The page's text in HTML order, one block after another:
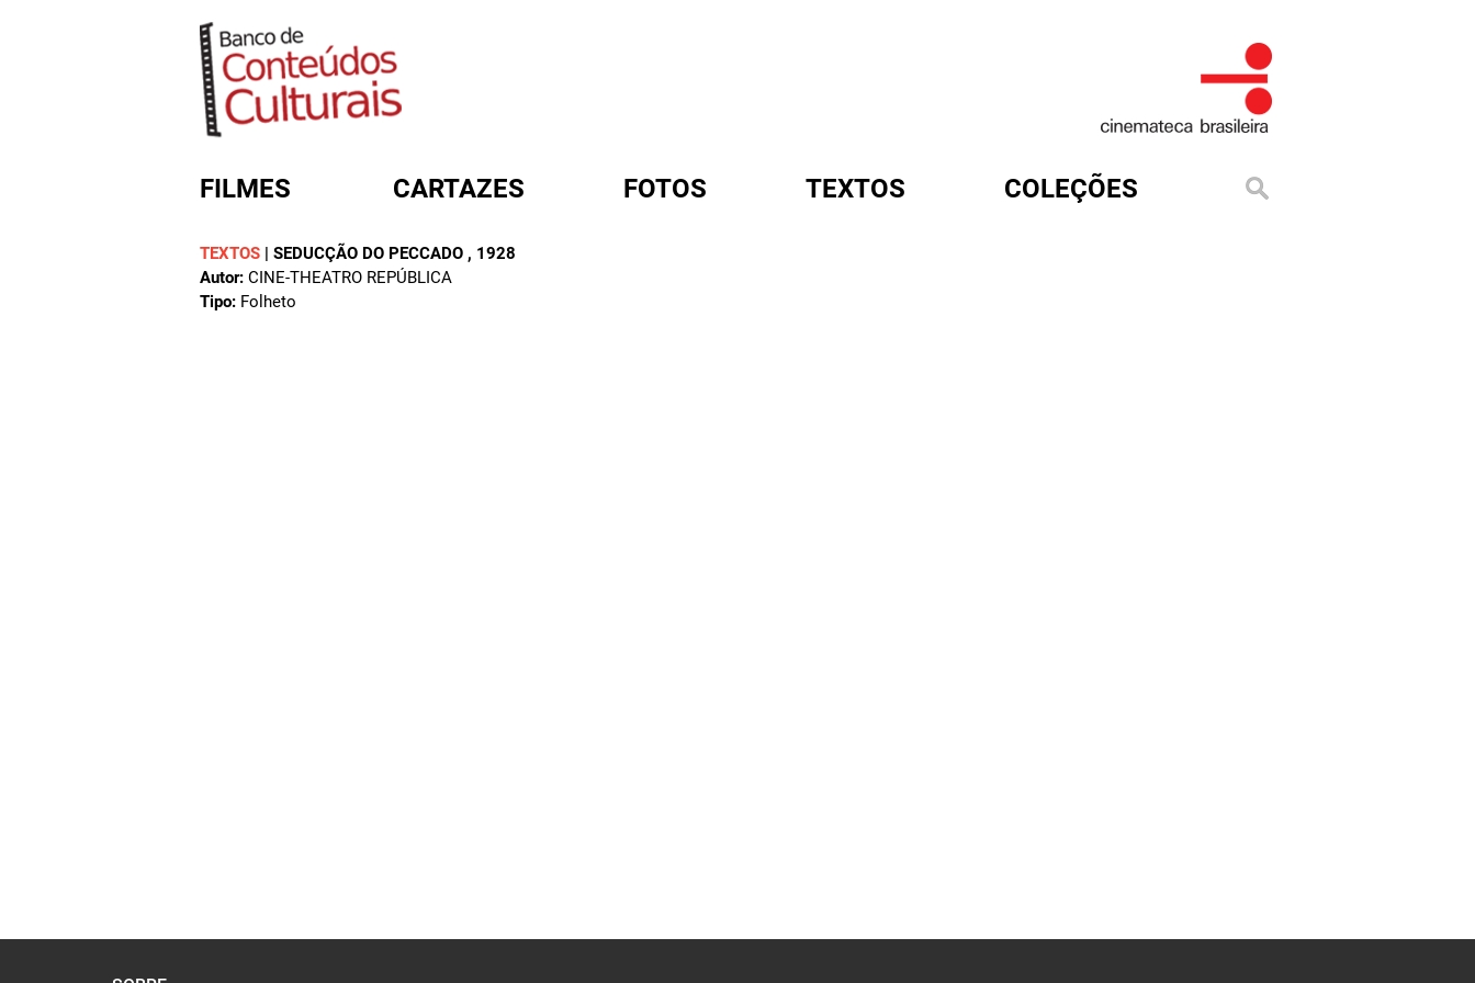
FILMES CARTAZES FOTOS TEXTOS COLEÇÕES
TEXTOS | SEDUCÇÃO DO PECCADO , 1928
Autor: CINE-THEATRO REPÚBLICA
Tipo: Folheto
FORMULÁRIO DE BUSCA